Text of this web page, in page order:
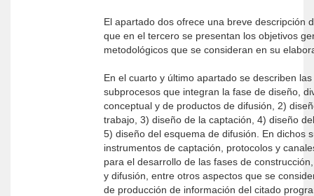
El apartado dos ofrece una breve descripción
que en el tercero se presentan los objetivos
metodológicos que se consideran en su
En el cuarto y último apartado se describen
subprocesos que integran la fase de diseño,
conceptual y de productos de difusión, 2)
trabajo, 3) diseño de la captación, 4) diseño
5) diseño del esquema de difusión. En dichos
instrumentos de captación, protocolos y
para el desarrollo de las fases de
y difusión, entre otros aspectos que se
de producción de información del citado